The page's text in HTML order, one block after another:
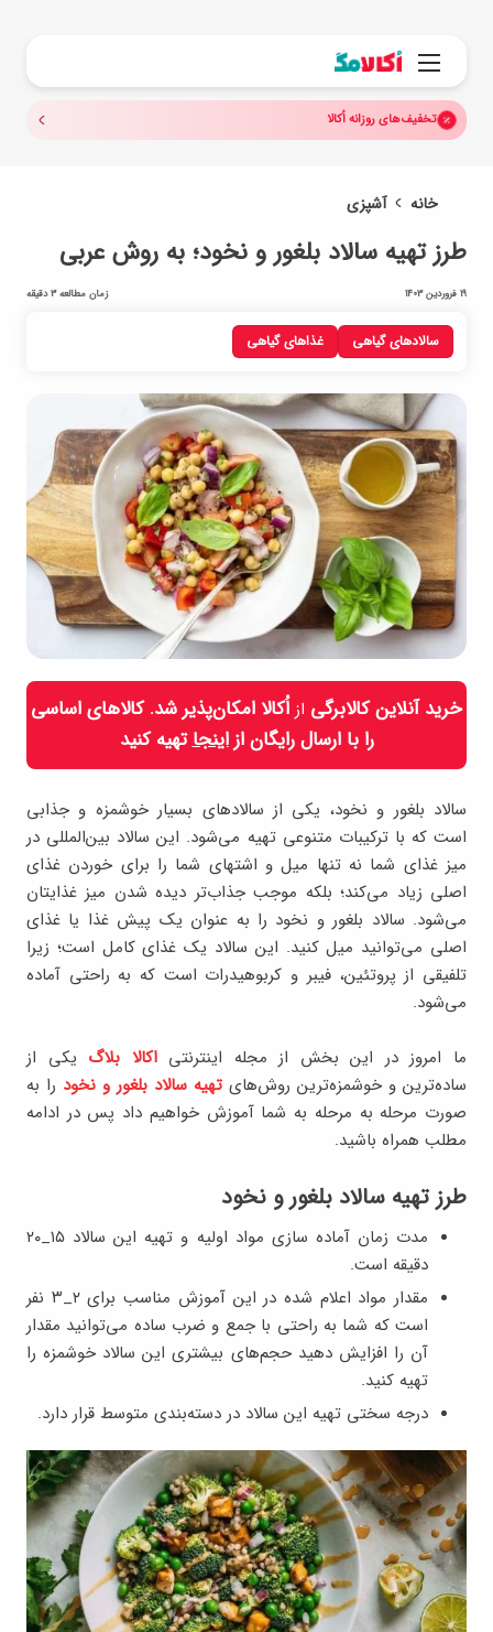
منو
تخفیف‌های روزانه اُکالا
خانه آشپزی
سالادهای گیاهی غذاهای گیاهی
طرز تهیه سالاد بلغور و نخود؛ به روش عربی
19 فروردین 1403 زمان مطالعه 3 دقیقه
خرید آنلاین کالابرگی از اُکالا امکان‌پذیر شد. کالاهای اساسی
را با ارسال رایگان ازاینجاتهیه کنید
سالاد بلغور و نخود، یکی از سالادهای بسیار خوشمزه و جذابی
است که با ترکیبات متنوعی تهیه می‌شود. این سالاد بین‌المللی در
میز غذای شما نه تنها میل و اشتهای شما را برای خوردن غذای
اصلی زیاد می‌کند؛ بلکه موجب جذاب‌تر دیده شدن میز غذایتان
می‌شود. سالاد بلغور و نخود را به عنوان یک پیش غذا یا غذای
اصلی می‌توانید میل کنید. این سالاد یک غذای کامل است؛ زیرا
تلفیقی از پروتئین، فیبر و کربوهیدرات است که به راحتی آماده
می‌شود.
ما امروز در این بخش از مجله اینترنتی اکالا بلاگ یکی از
ساده‌ترین و خوشمزه‌ترین روش‌های تهیه سالاد بلغور و نخود را به
صورت مرحله به مرحله به شما آموزش خواهیم داد پس در ادامه
مطلب همراه باشید.
طرز تهیه سالاد بلغور و نخود
مدت زمان آماده سازی مواد اولیه و تهیه این سالاد ۱۵_۲۰
دقیقه است.
مقدار مواد اعلام شده در این آموزش مناسب برای ۲_۳ نفر
است که شما به راحتی با جمع و ضرب ساده می‌توانید مقدار
آن را افزایش دهید حجم‌های بیشتری این سالاد خوشمزه را
تهیه کنید.
درجه سختی تهیه این سالاد در دسته‌بندی متوسط قرار دارد.